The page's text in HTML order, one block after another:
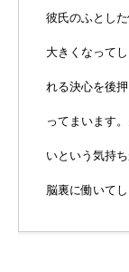
彼氏のふとし
大きくなって
れる決心を後
ってまいます
いという気持
脳裏に働いてし